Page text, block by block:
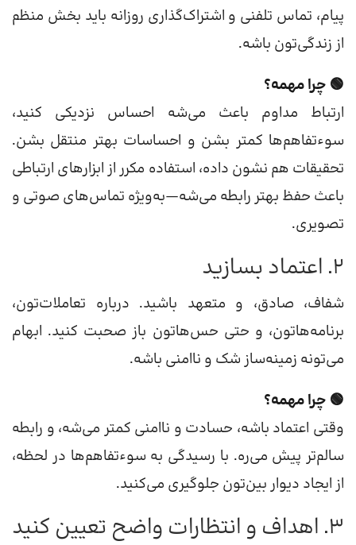
پیام، تماس تلفنی و اشتراک‌گذاری روزانه باید بخش منظم
از زندگی‌تون باشه.
🟢 چرا مهمه؟
ارتباط مداوم باعث می‌شه احساس نزدیکی کنید،
سوءتفاهم‌ها کمتر بشن و احساسات بهتر منتقل بشن.
تحقیقات هم نشون داده، استفاده مکرر از ابزارهای ارتباطی
باعث حفظ بهتر رابطه می‌شه—به‌ویژه تماس‌های صوتی و
تصویری.
2. اعتماد بسازید
شفاف، صادق، و متعهد باشید. درباره تعاملات‌تون،
برنامه‌هاتون، و حتی حس‌هاتون باز صحبت کنید. ابهام
می‌تونه زمینه‌ساز شک و ناامنی باشه.
🟢 چرا مهمه؟
وقتی اعتماد باشه، حسادت و ناامنی کمتر می‌شه، و رابطه
سالم‌تر پیش می‌ره. با رسیدگی به سوءتفاهم‌ها در لحظه،
از ایجاد دیوار بین‌تون جلوگیری می‌کنید.
3. اهداف و انتظارات واضح تعیین کنید